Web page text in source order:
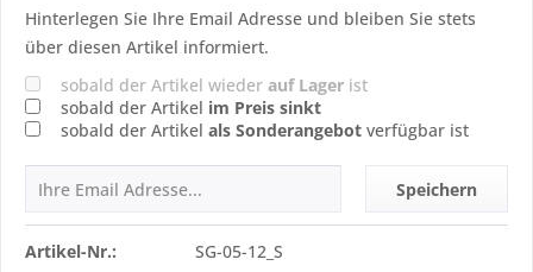
Hinterlegen Sie Ihre Email Adresse und bleiben Sie stets
über diesen Artikel informiert.
sobald der Artikel wieder auf Lager ist
sobald der Artikel im Preis sinkt
sobald der Artikel als Sonderangebot verfügbar ist
Speichern
Artikel-Nr.:
SG-05-12_S